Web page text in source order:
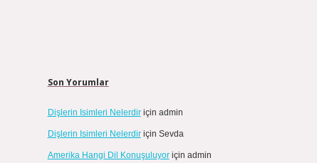
Son Yorumlar
Dişlerin Isimleri Nelerdiriçin admin
Dişlerin Isimleri Nelerdiriçin Sevda
Amerika Hangi Dil Konuşuluyoriçin admin